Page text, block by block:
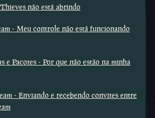
não está abrindo
- Meu controle não está funcionando
e Pacotes - Por que não estão na minha
- Enviando e recebendo convites entre